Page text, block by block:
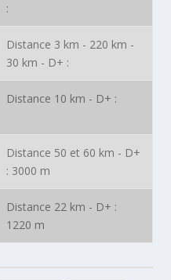
:
Distance 3 km - 220 km -
30 km - D+ :
Distance 10 km - D+ :
Distance 50 et 60 km - D+
: 3000 m
Distance 22 km - D+ :
1220 m